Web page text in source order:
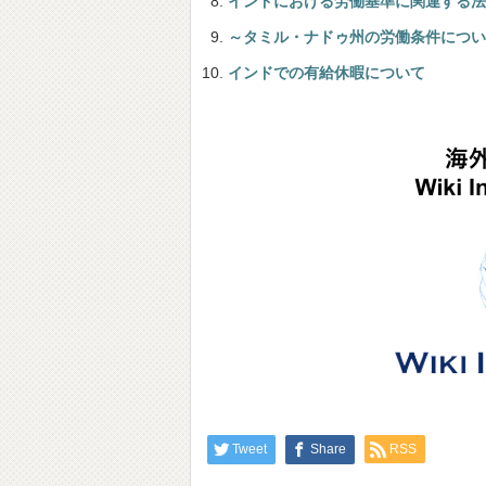
～タミル・ナドゥ州の労働条件につ
インドでの有給休暇について
Tweet Share RSS